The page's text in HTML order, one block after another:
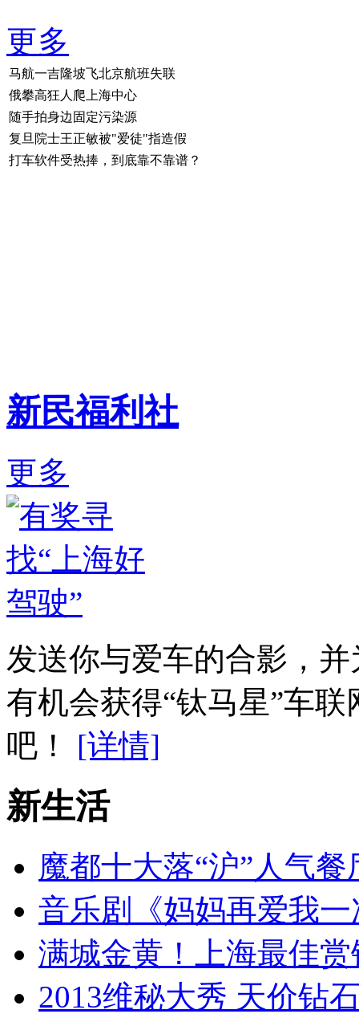
更多
马航一吉隆坡飞北京航班失联
俄攀高狂人爬上海中心
随手拍身边固定污染源
复旦院士王正敏被"爱徒"指造假
打车软件受热捧，到底靠不靠谱？
新民福利社
更多
发送你与爱车的合影，
有机会获得“钛马星”车
吧！ [详情]
新生活
魔都十大落“沪”人气餐
音乐剧《妈妈再爱我一
满城金黄！上海最佳
2013维秘大秀 天价钻